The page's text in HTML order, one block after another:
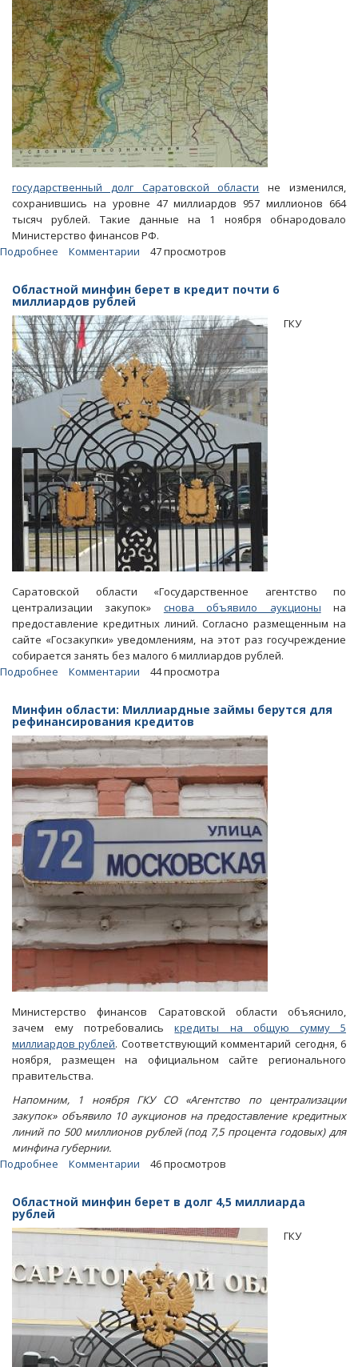
государственный долг Саратовской области не изменился,
сохранившись на уровне 47 миллиардов 957 миллионов 664
тысяч рублей. Такие данные на 1 ноября обнародовало
Министерство финансов РФ.
Подробнее
месяц
саратовские
муниципалитеты
сумели
немного
уменьшить
свои
долги
Комментарии 47 просмотров
Областной минфин берет в кредит почти 6
миллиардов рублей
ГКУ
Саратовской области «Государственное агентство по
централизации закупок» снова объявило аукционы на
предоставление кредитных линий. Согласно размещенным на
сайте «Госзакупки» уведомлениям, на этот раз госучреждение
собирается занять без малого 6 миллиардов рублей.
Подробнее
минфин
берет
в
кредит
почти
6
миллиардов
рублей
Комментарии 44 просмотра
Минфин области: Миллиардные займы берутся для
рефинансирования кредитов
Министерство финансов Саратовской области объяснило,
зачем ему потребовалиськредиты на общую сумму 5
миллиардов рублей. Соответствующий комментарий сегодня, 6
ноября, размещен на официальном сайте регионального
правительства.
Напомним, 1 ноября ГКУ СО «Агентство по централизации
закупок» объявило 10 аукционов на предоставление кредитных
линий по 500 миллионов рублей (под 7,5 процента годовых) для
минфина губернии.
Подробнее
области:
Миллиардные
займы
рефинансирования
кредитов
Комментарии 46 просмотров
Областной минфин берет в долг 4,5 миллиарда
рублей
ГКУ